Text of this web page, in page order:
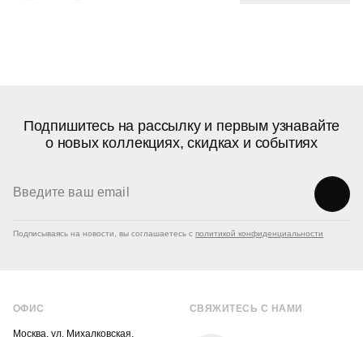
Подпишитесь на рассылку и первым узнавайте
о новых коллекциях, скидках и событиях
Подписываясь на новости, вы соглашаетесь с политикой конфиденциальности
ОФИС
Москва, ул. Михалковская,
СВЯЖИТЕСЬ С НАМИ